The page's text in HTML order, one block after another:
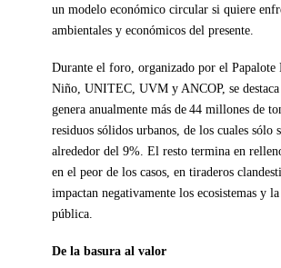
un modelo económico circular si quiere
ambientales y económicos del presente.
Durante el foro, organizado por el Papalote
Niño, UNITEC, UVM y ANCOP, se
genera anualmente más de 44 millones de
residuos sólidos urbanos, de los cuales sólo
alrededor del 9%. El resto termina en
en el peor de los casos, en tiraderos
impactan negativamente los ecosistemas y
pública.
De la basura al valor